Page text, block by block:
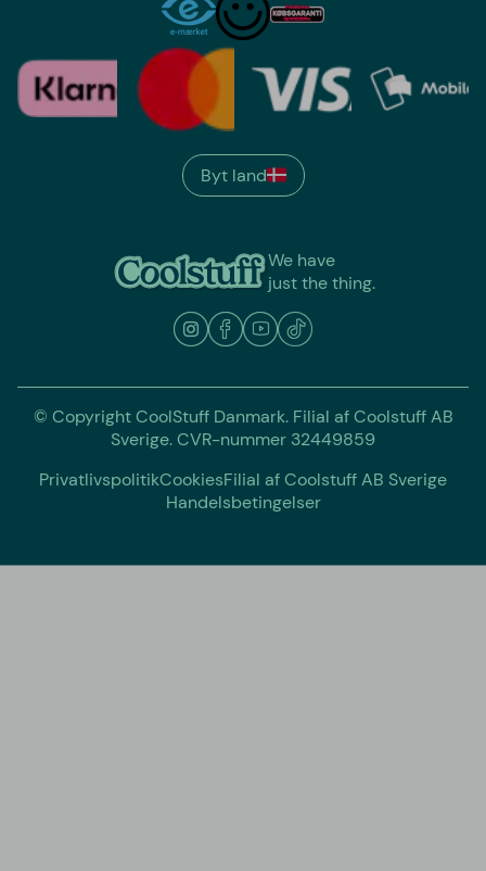
We have
just the thing.
Byt land
© Copyright CoolStuff Danmark. Filial af Coolstuff AB
Sverige. CVR-nummer 32449859
PrivatlivspolitikCookiesFilial af Coolstuff AB Sverige
Handelsbetingelser